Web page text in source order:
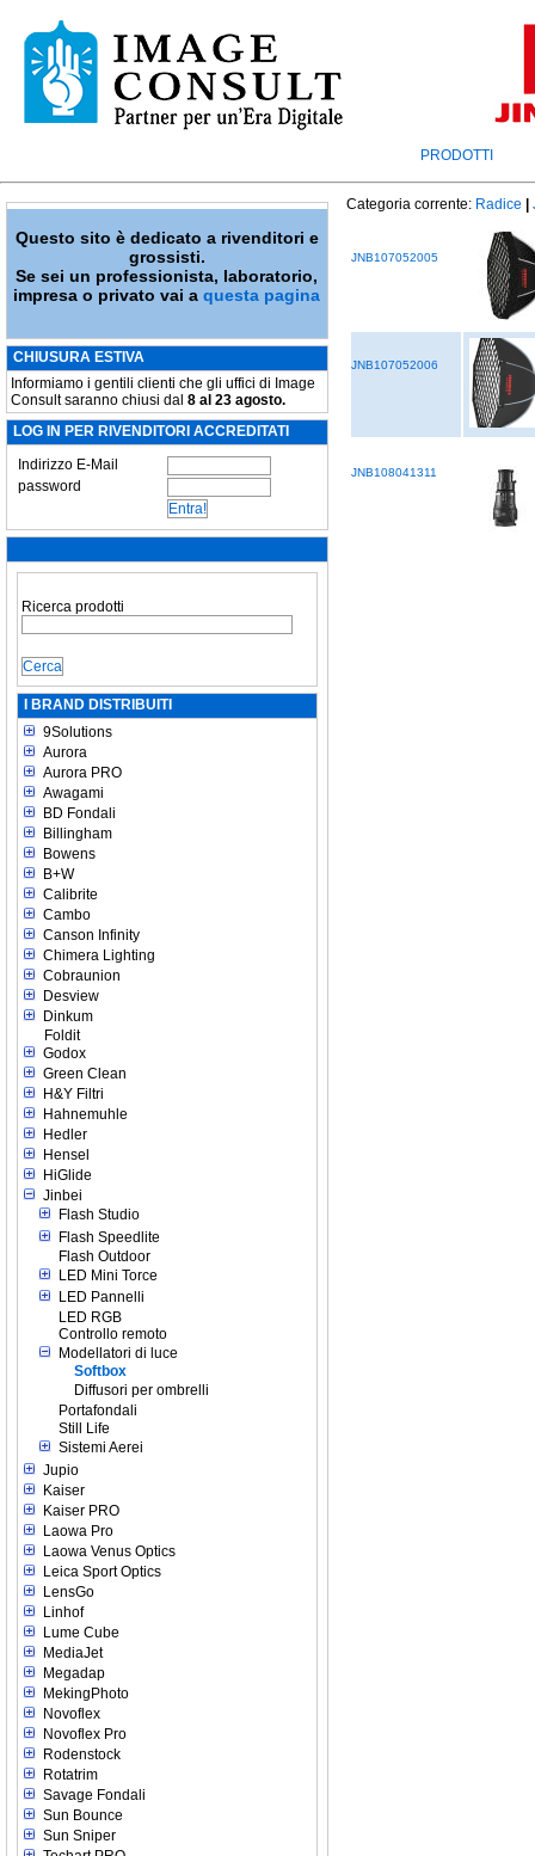
PRODOTTI
Questo sito è dedicato a rivenditori e
grossisti.
Se sei un professionista, laboratorio,
impresa o privato vai aquesta pagina
CHIUSURA ESTIVA
Informiamo i gentili clienti che gli uffici di Image
Consult saranno chiusi dal 8 al 23 agosto.
LOG IN PER RIVENDITORI ACCREDITATI
Indirizzo E-Mail
password
Ricerca prodotti
I BRAND DISTRIBUITI
9Solutions
Aurora
Aurora PRO
Awagami
BD Fondali
Billingham
Bowens
B+W
Calibrite
Cambo
Canson Infinity
Chimera Lighting
Cobraunion
Desview
Dinkum
Foldit
Godox
Green Clean
H&Y Filtri
Hahnemuhle
Hedler
Hensel
HiGlide
Jinbei
Flash Studio
Flash Speedlite
Flash Outdoor
LED Mini Torce
LED Pannelli
LED RGB
Controllo remoto
Modellatori di luce
Softbox
Diffusori per ombrelli
Portafondali
Still Life
Sistemi Aerei
Jupio
Kaiser
Kaiser PRO
Laowa Pro
Laowa Venus Optics
Leica Sport Optics
LensGo
Linhof
Lume Cube
MediaJet
Megadap
MekingPhoto
Novoflex
Novoflex Pro
Rodenstock
Rotatrim
Savage Fondali
Sun Bounce
Sun Sniper
Categoria corrente: Radice
JNB107052005
JNB107052006
JNB108041311